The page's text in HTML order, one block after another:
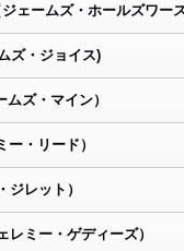
ェームズ・ホールズワース
ズ・ジョイス)
ズ・マイン）
・リード）
レット）
ミー・ゲディーズ）